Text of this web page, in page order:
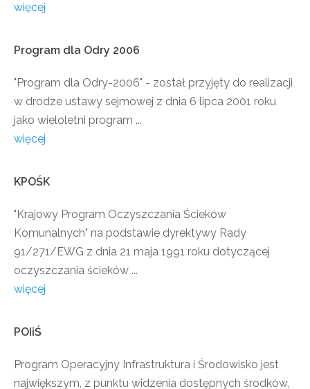
więcej
Program dla Odry 2006
"Program dla Odry-2006" - został przyjęty do realizacji
w drodze ustawy sejmowej z dnia 6 lipca 2001 roku
jako wieloletni program ...
więcej
KPOŚK
"Krajowy Program Oczyszczania Ścieków
Komunalnych" na podstawie dyrektywy Rady
91/271/EWG z dnia 21 maja 1991 roku dotyczącej
oczyszczania ścieków ...
więcej
POIiŚ
Program Operacyjny Infrastruktura i Środowisko jest
największym, z punktu widzenia dostępnych środków,